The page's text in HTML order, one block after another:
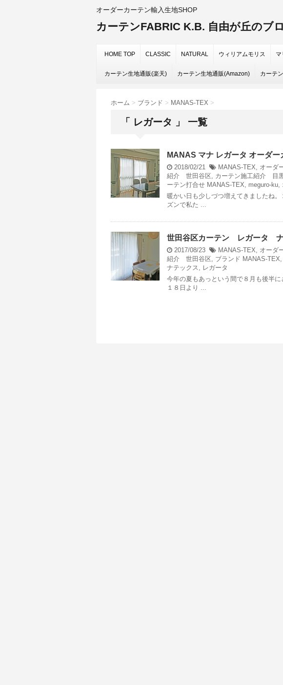
オーダーカーテン輸入生地SHOP
カーテンFABRIC K.B. 自由が丘のブ
HOME TOP CLASSIC NATURAL ウィリアムモリス マ
カーテン生地通販(楽天) カーテン生地通販(Amazon) カーテ
ホーム > ブランド > MANAS-TEX >
「 レガータ 」 一覧
MANAS マナ レガータ オーダ
2018/02/21 MANAS-TEX, オーダ
紹介 世田谷区, カーテン施工紹介 目
ーテン打合せ MANAS-TEX, meguro-ku,
暖かい日も少しづつ増えてきましたね
ズンで私た ...
世田谷区カーテン レガータ ナ
2017/08/23 MANAS-TEX, オーダ
紹介 世田谷区, ブランド MANAS-TEX,
ナテックス , レガータ
今年の夏もあっという間で８月も後半
１８日より ...